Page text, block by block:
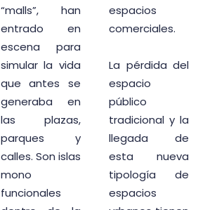
“malls”, han
entrado en
escena para
simular la vida
que antes se
generaba en
las plazas,
parques y
calles. Son islas
mono
funcionales
espacios
comerciales.
La pérdida del
espacio
público
tradicional y la
llegada de
esta nueva
tipología de
espacios